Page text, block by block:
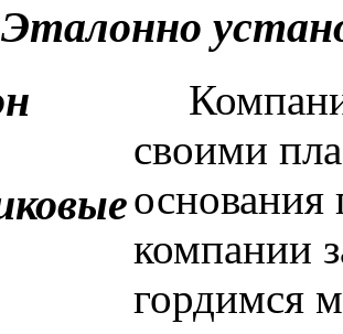
Эталонно
своими
основания
компании
гордимся